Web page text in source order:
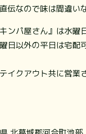
伝なので味は間違い
ンパ屋さん』は水曜
日以外の平日は宅配
イクアウト共に営業